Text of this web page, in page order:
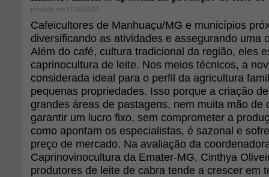
postado em 11/10/2010
Cafeicultores de Manhuaçu/MG e municípios
diversificando as atividades e assegurando uma
Além do café, cultura tradicional da região, eles
caprinocultura de leite. Nos meios técnicos, a
considerada ideal para o perfil da agricultura
pequenas propriedades. Isso porque a criação
grandes áreas de pastagens, nem muita mão de
garantir um lucro fixo, sem comprometer a
como apontam os especialistas, é sazonal e
preço de mercado. Na avaliação da
Caprinovinocultura da Emater-MG, Cinthya
produtores de leite de cabra tende a crescer em